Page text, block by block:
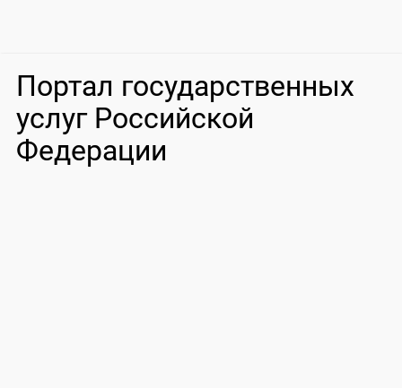
Портал государственных
услуг Российской
Федерации